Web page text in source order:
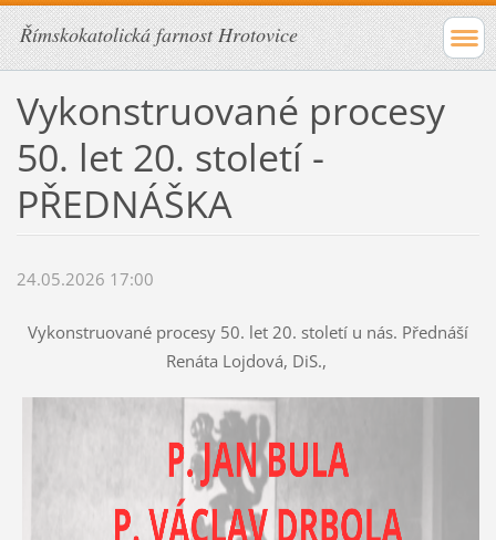
Římskokatolická farnost Hrotovice
Vykonstruované procesy
50. let 20. století -
PŘEDNÁŠKA
24.05.2026 17:00
Vykonstruované procesy 50. let 20. století u nás. Přednáší
Renáta Lojdová, DiS.,